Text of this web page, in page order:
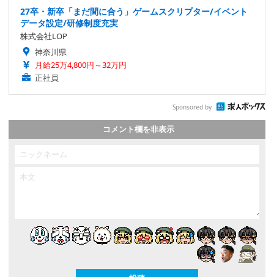
27卒・新卒「まだ間に合う」ゲームスクリプター/イベント
データ設定/研修制度充実
株式会社LOP
神奈川県
月給25万4,800円～32万円
正社員
Sponsored by
コメント欄を非表示